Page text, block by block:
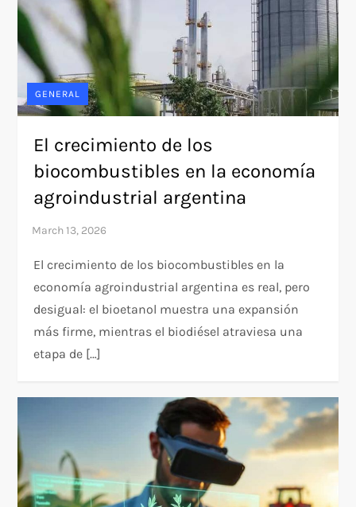
GENERAL
El crecimiento de los
biocombustibles en la economía
agroindustrial argentina
El crecimiento de los biocombustibles en la
economía agroindustrial argentina es real, pero
desigual: el bioetanol muestra una expansión
más firme, mientras el biodiésel atraviesa una
etapa de […]